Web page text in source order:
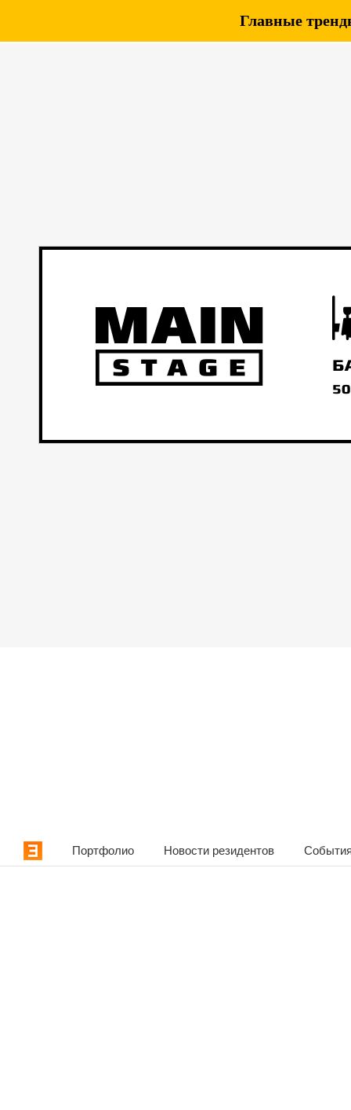
Главные
Портфолио Новости резидентов